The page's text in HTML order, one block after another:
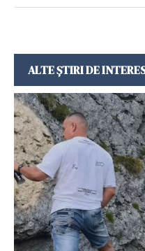
ALTE ȘTIRI DE